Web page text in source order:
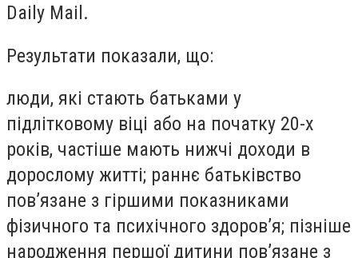
Daily Mail.
Результати показали, що:
люди, які стають батьками у
підлітковому віці або на початку 20-х
років, частіше мають нижчі доходи в
дорослому житті; раннє батьківство
пов’язане з гіршими показниками
фізичного та психічного здоров’я; пізніше
народження першої дитини пов’язане з